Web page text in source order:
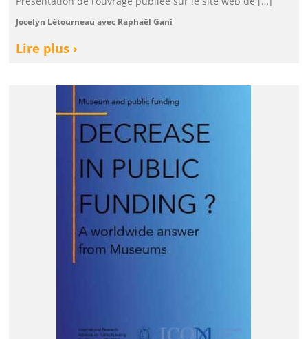
Jocelyn Létourneau avec Raphaël Gani
Lire plus ›